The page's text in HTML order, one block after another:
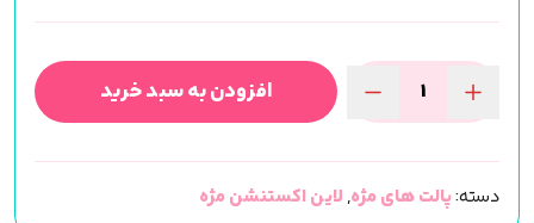
شده
افزودن به سبد خرید
دسته:پالت های مژه, لاین اکستنشن مژه